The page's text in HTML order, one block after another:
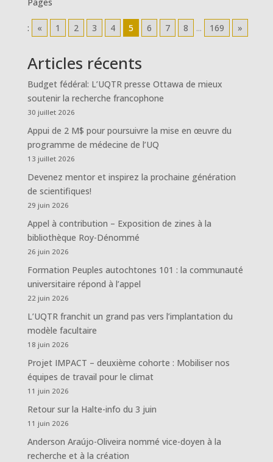
: « 1 2 3 4 5 6 7 8 ... 169 »
Articles récents
Budget fédéral: L’UQTR presse Ottawa de mieux
soutenir la recherche francophone
30 juillet 2026
Appui de 2 M$ pour poursuivre la mise en œuvre du
programme de médecine de l’UQ
13 juillet 2026
Devenez mentor et inspirez la prochaine génération
de scientifiques!
29 juin 2026
Appel à contribution – Exposition de zines à la
bibliothèque Roy-Dénommé
26 juin 2026
Formation Peuples autochtones 101 : la communauté
universitaire répond à l’appel
22 juin 2026
L’UQTR franchit un grand pas vers l’implantation du
modèle facultaire
18 juin 2026
Projet IMPACT – deuxième cohorte : Mobiliser nos
équipes de travail pour le climat
11 juin 2026
Retour sur la Halte-info du 3 juin
11 juin 2026
Anderson Araújo-Oliveira nommé vice-doyen à la
recherche et à la création